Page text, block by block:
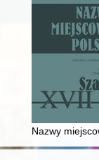
przed
Lubelskiego
Nazwy